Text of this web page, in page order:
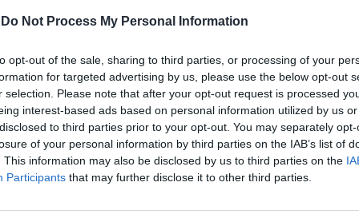
Do Not Process My Personal Information
opt-out of the sale, sharing to third parties, or processing of your
for targeted advertising by us, please use the below opt-out
selection. Please note that after your opt-out request is processed
interest-based ads based on personal information utilized by us
to third parties prior to your opt-out. You may separately
of your personal information by third parties on the IAB’s list of
This information may also be disclosed by us to third parties on the
Participants that may further disclose it to other third parties.
C'è, tuttavia, una certezza. Giovanni
spiegato che per una versione corretta
le affermazioni di Boccia non bastano
Caso Boccia, passata la